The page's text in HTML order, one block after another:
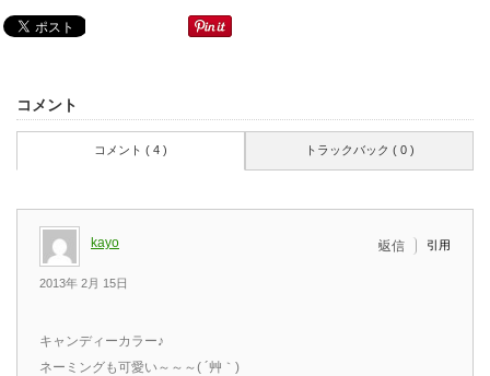
コメント
コメント ( 4 ) トラックバック ( 0 )
kayo
2013年 2月 15日
返信 引用
キャンディーカラー♪
ネーミングも可愛い～～～( ´艸｀)